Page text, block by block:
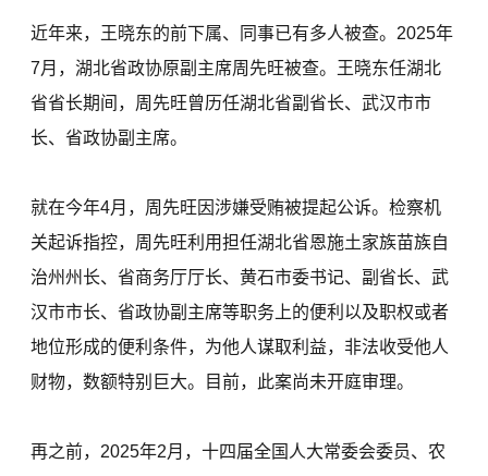
近年来，王晓东的前下属、同事已有多人被查。2025年
7月，湖北省政协原副主席周先旺被查。王晓东任湖北
省省长期间，周先旺曾历任湖北省副省长、武汉市市
长、省政协副主席。
就在今年4月，周先旺因涉嫌受贿被提起公诉。检察机
关起诉指控，周先旺利用担任湖北省恩施土家族苗族自
治州州长、省商务厅厅长、黄石市委书记、副省长、武
汉市市长、省政协副主席等职务上的便利以及职权或者
地位形成的便利条件，为他人谋取利益，非法收受他人
财物，数额特别巨大。目前，此案尚未开庭审理。
再之前，2025年2月，十四届全国人大常委会委员、农